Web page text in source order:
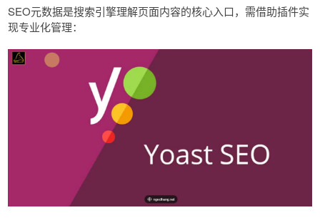
SEO元数据是搜索引擎理解页面内容的核心入口，需借助插件实
现专业化管理：